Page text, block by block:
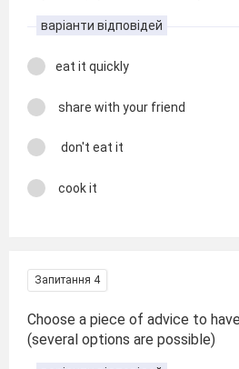
варіанти відповідей
eat it quickly
share with your friend
don't eat it
cook it
Запитання 4
Choose a piece of advice to
(several options are possible)